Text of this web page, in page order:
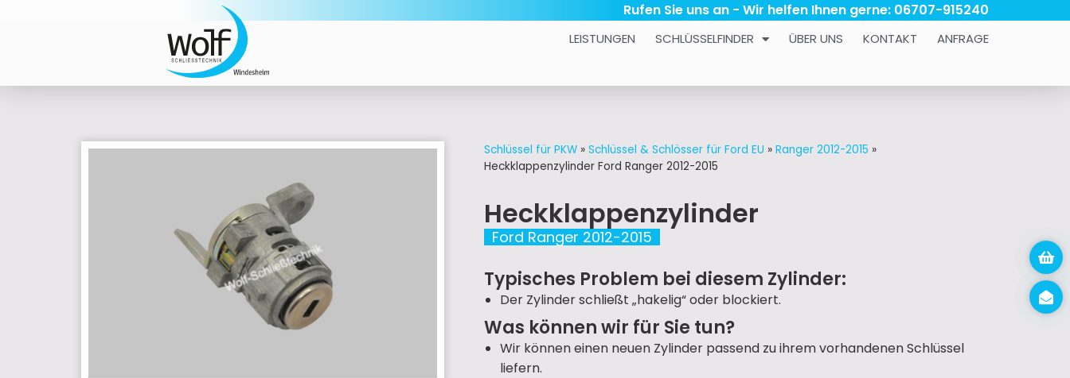
Rufen Sie uns an - Wir helfen Ihnen gerne: 06707-915240
LEISTUNGEN SCHLÜSSELFINDER ÜBER UNS KONTAKT ANFRAGE
Schlüssel für PKW » Schlüssel & Schlösser für Ford EU » Ranger 2012-2015 »
Heckklappenzylinder Ford Ranger 2012-2015
Heckklappenzylinder
Ford Ranger 2012-2015
Typisches Problem bei diesem Zylinder:
Der Zylinder schließt „hakelig“ oder blockiert.
Was können wir für Sie tun?
Wir können einen neuen Zylinder passend zu ihrem vorhandenen Schlüssel
liefern.